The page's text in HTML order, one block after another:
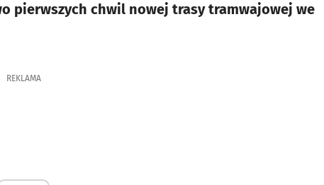
pierwszych chwil nowej trasy tramwajowej we
REKLAMA